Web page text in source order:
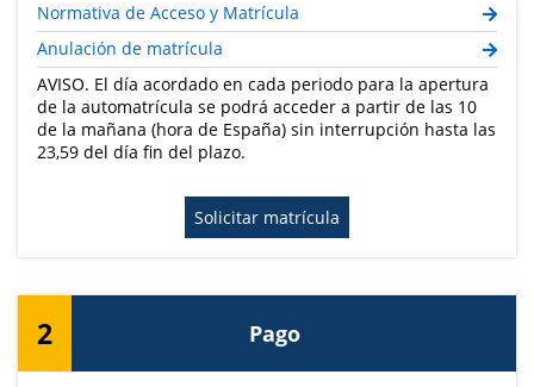
Normativa de Acceso y Matrícula
Anulación de matrícula
AVISO. El día acordado en cada periodo para la apertura
de la automatrícula se podrá acceder a partir de las 10
de la mañana (hora de España) sin interrupción hasta las
23,59 del día fin del plazo.
Solicitar matrícula
2 Pago